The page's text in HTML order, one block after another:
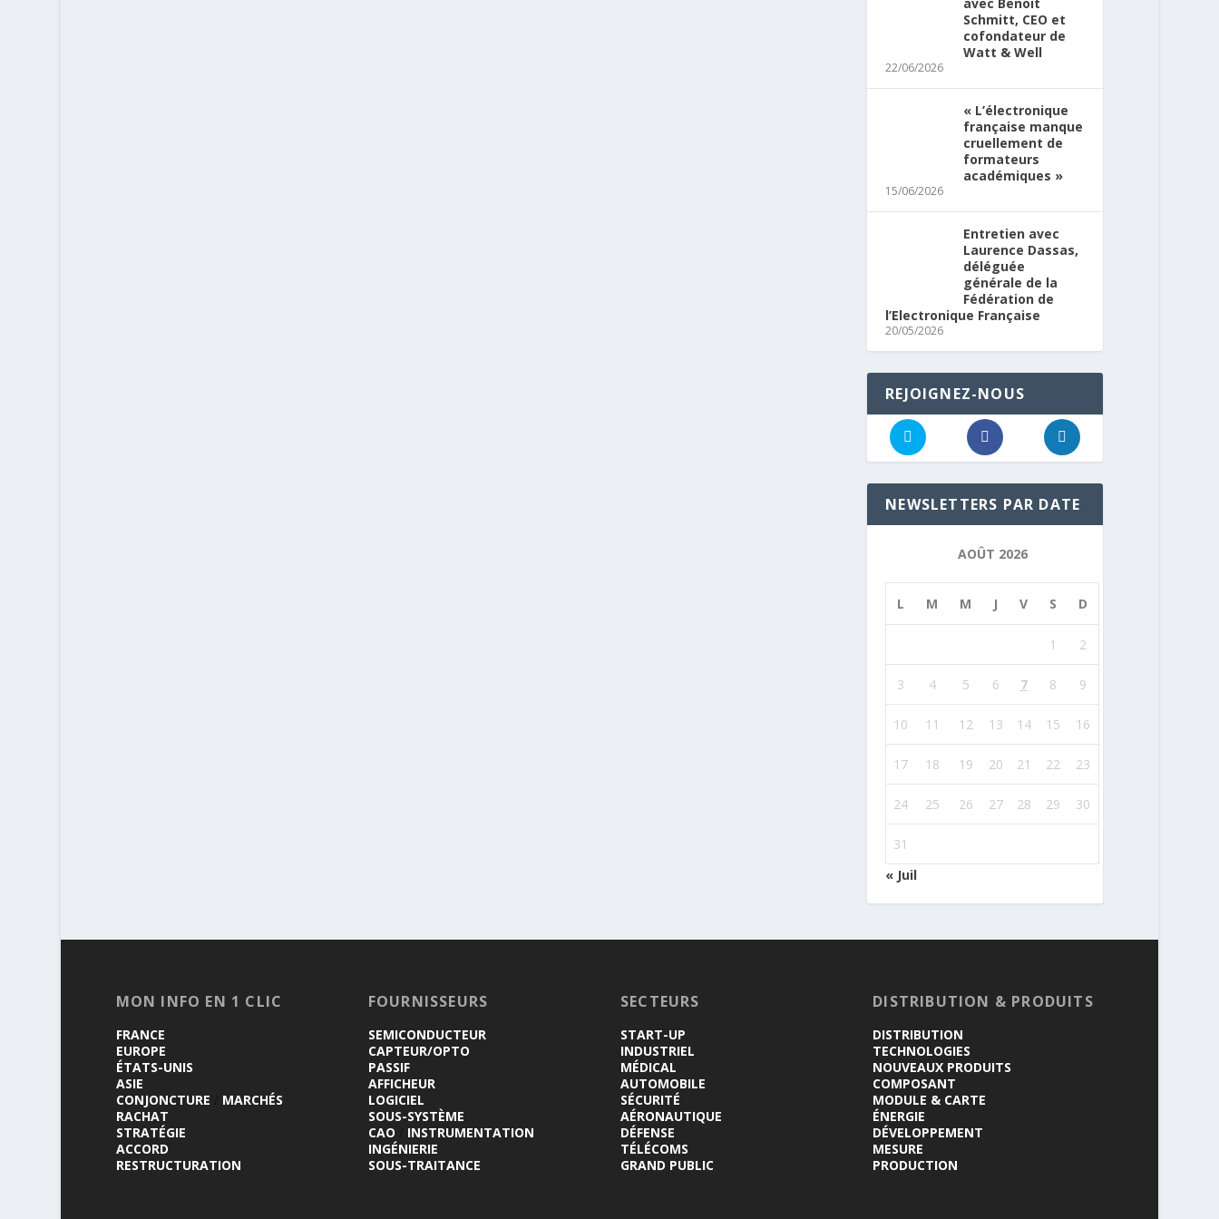
Schmitt, CEO et
cofondateur de
Watt & Well
22/06/2026
« L’électronique
française manque
cruellement de
formateurs
académiques »
15/06/2026
Entretien avec
Laurence Dassas,
déléguée
générale de la
Fédération de
l’Electronique Française
20/05/2026
REJOIGNEZ-NOUS
NEWSLETTERS PAR DATE
AOÛT 2026
L M M J V S D
1 2
3 4 5 6 7 8 9
10 11 12 13 14 15 16
17 18 19 20 21 22 23
24 25 26 27 28 29 30
31
« Juil
MON INFO EN 1 CLIC
FRANCE
EUROPE
ÉTATS-UNIS
ASIE
CONJONCTURE
MARCHÉS
RACHAT
STRATÉGIE
ACCORD
RESTRUCTURATION
FOURNISSEURS
SEMICONDUCTEUR
CAPTEUR/OPTO
PASSIF
AFFICHEUR
LOGICIEL
SOUS-SYSTÈME
CAO
INSTRUMENTATION
INGÉNIERIE
SOUS-TRAITANCE
SECTEURS
START-UP
INDUSTRIEL
MÉDICAL
AUTOMOBILE
SÉCURITÉ
AÉRONAUTIQUE
DÉFENSE
TÉLÉCOMS
GRAND PUBLIC
DISTRIBUTION & PRODUITS
DISTRIBUTION
TECHNOLOGIES
NOUVEAUX PRODUITS
COMPOSANT
MODULE & CARTE
ÉNERGIE
DÉVELOPPEMENT
MESURE
PRODUCTION